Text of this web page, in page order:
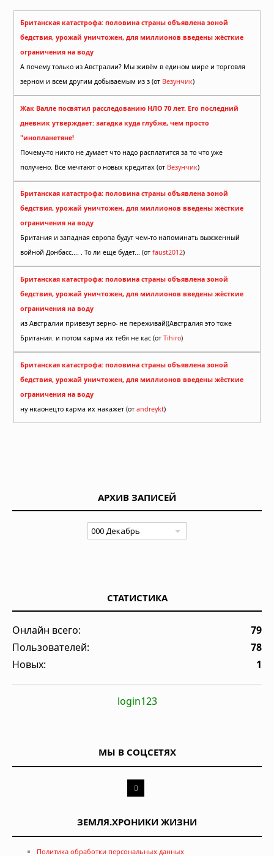
Британская катастрофа: половина страны объявлена зоной
бедствия, урожай уничтожен, для миллионов введены жёсткие
ограничения на воду
А почему только из Австралии? Мы живём в едином мире и торговля
зерном и всем другим добываемым из з (от Везунчик)
Жак Валле посвятил расследованию НЛО 70 лет. Его последний
дневник утверждает: загадка куда глубже, чем просто
"инопланетяне!
Почему-то никто не думает что надо расплатится за то что уже
получено. Все мечтают о новых кредитах (от Везунчик)
Британская катастрофа: половина страны объявлена зоной
бедствия, урожай уничтожен, для миллионов введены жёсткие
ограничения на воду
Британия и западная европа будут чем-то напоминать выжженный
войной Донбасс.... . То ли еще будет... (от faust2012)
Британская катастрофа: половина страны объявлена зоной
бедствия, урожай уничтожен, для миллионов введены жёсткие
ограничения на воду
из Австралии привезут зерно- не переживай((Австралия это тоже
Британия. и потом карма их тебя не кас (от Tihiro)
Британская катастрофа: половина страны объявлена зоной
бедствия, урожай уничтожен, для миллионов введены жёсткие
ограничения на воду
ну нкаонецто карма их накажет (от andreykt)
АРХИВ ЗАПИСЕЙ
СТАТИСТИКА
Онлайн всего:
79
Пользователей:
78
Новых:
1
login123
МЫ В СОЦСЕТЯХ
ЗЕМЛЯ.ХРОНИКИ ЖИЗНИ
Политика обработки персональных данных